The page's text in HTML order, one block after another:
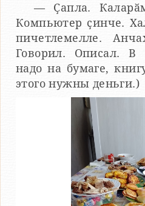
— Ҫапла.
Компьютер ҫинче.
пичетлемелле.
Говорил. Описал. В
надо на бумаге,
этого нужны деньги.)